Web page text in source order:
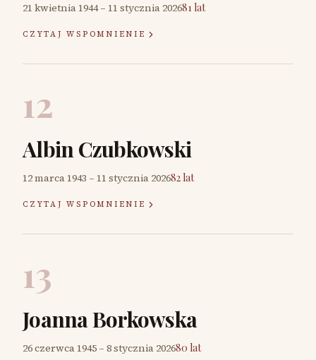
21 kwietnia 1944– 11 stycznia 202681 lat
CZYTAJ WSPOMNIENIE
12
Albin Czubkowski
12 marca 1943 – 11 stycznia 202682 lat
CZYTAJ WSPOMNIENIE
13
Joanna Borkowska
26 czerwca 1945 – 8 stycznia 202680 lat